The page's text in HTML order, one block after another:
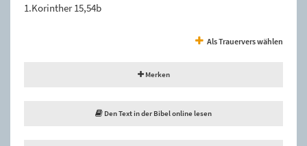
1.Korinther 15,54b
Als Trauervers wählen
Merken
Den Text in der Bibel online lesen